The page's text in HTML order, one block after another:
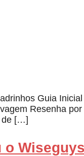
Guia
Resenha
de […]
o